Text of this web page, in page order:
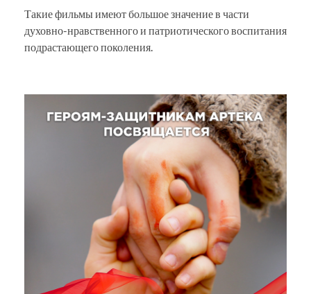
Такие фильмы имеют большое значение в части
духовно-нравственного и патриотического воспитания
подрастающего поколения.